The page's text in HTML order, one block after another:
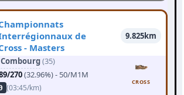
de
- Masters
9.825km
Combourg(35)
270(32.96%) - 50/M1M
(03:45/km)
CROSS